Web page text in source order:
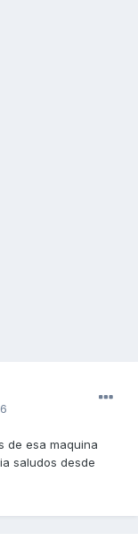
de esa maquina
saludos desde